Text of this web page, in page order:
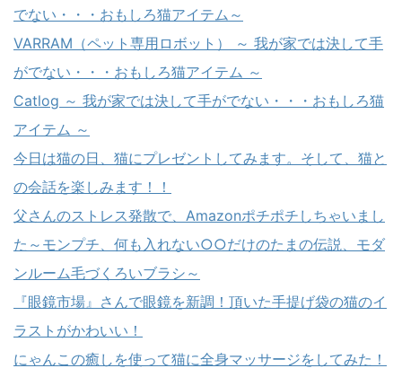
でない・・・おもしろ猫アイテム～
VARRAM（ペット専用ロボット） ～ 我が家では決して手
がでない・・・おもしろ猫アイテム ～
Catlog ～ 我が家では決して手がでない・・・おもしろ猫
アイテム ～
今日は猫の日、猫にプレゼントしてみます。そして、猫と
の会話を楽しみます！！
父さんのストレス発散で、Amazonポチポチしちゃいまし
た～モンプチ、何も入れない○○だけのたまの伝説、モダ
ンルーム毛づくろいブラシ～
『眼鏡市場』さんで眼鏡を新調！頂いた手提げ袋の猫のイ
ラストがかわいい！
にゃんこの癒しを使って猫に全身マッサージをしてみた！